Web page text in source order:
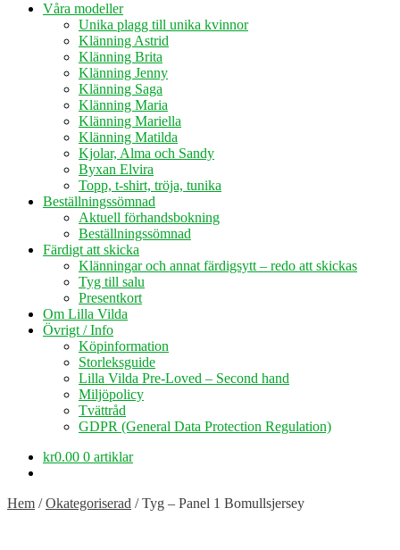
Våra modeller
Unika plagg till unika kvinnor
Klänning Astrid
Klänning Brita
Klänning Jenny
Klänning Saga
Klänning Maria
Klänning Mariella
Klänning Matilda
Kjolar, Alma och Sandy
Byxan Elvira
Topp, t-shirt, tröja, tunika
Beställningssömnad
Aktuell förhandsbokning
Beställningssömnad
Färdigt att skicka
Klänningar och annat färdigsytt – redo att skickas
Tyg till salu
Presentkort
Om Lilla Vilda
Övrigt / Info
Köpinformation
Storleksguide
Lilla Vilda Pre-Loved – Second hand
Miljöpolicy
Tvättråd
GDPR (General Data Protection Regulation)
kr0.00 0 artiklar
Hem /Okategoriserad /Tyg – Panel 1 Bomullsjersey